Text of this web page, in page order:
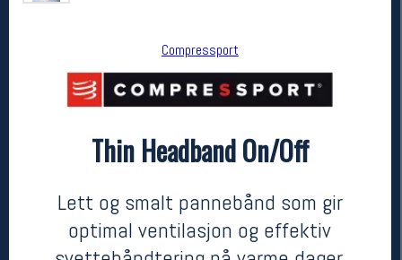
Compressport
Thin Headband On/Off
Lett og smalt pannebånd som gir
optimal ventilasjon og effektiv
Compressport
kr 199